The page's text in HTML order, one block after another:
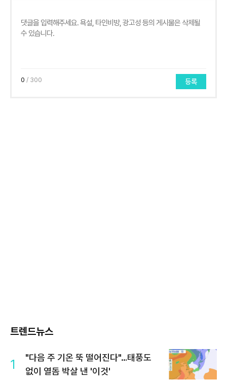
0 / 300 등록
트렌드뉴스
1
"다음 주 기온 뚝 떨어진다"…태풍도
없이 열돔 박살 낸 '이것'